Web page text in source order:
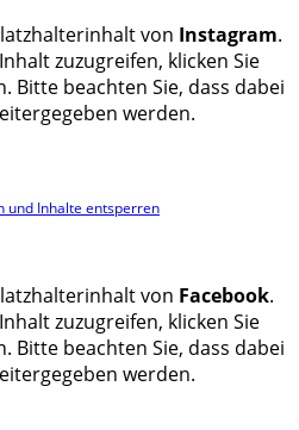
von Instagram.
zuzugreifen, klicken Sie
Bitte beachten Sie, dass dabei
werden.
und Inhalte entsperren
von Facebook.
zuzugreifen, klicken Sie
Bitte beachten Sie, dass dabei
werden.